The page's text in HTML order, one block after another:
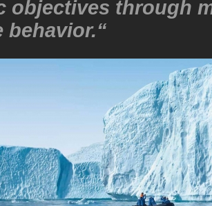
objectives through
behavior.“